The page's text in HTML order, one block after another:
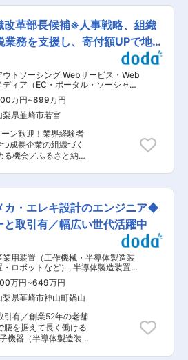
るような、半導体を扱
らではの裁量を活かせ
上司にすぐに相談でき
りの成長が早く、多
ャレンジでき活躍でき
削減、産休・育休、車
進。在宅勤務も週1
った産業用電子機器
としては量産品だけで
た特注品を提供でき
がら自社工場（第一
創業以来、赤字決算に
すべての決算が黒字経
も業績は安定、さらに
製造現場のデジタル
も成長していく分野で
める業務
場インフラ）の管理業
や適性に応じて設備管
いただきます。将来的
ことも可能です。 ＜建
の安定稼働に欠かせな
ます。 ・日常点検
・年間保守計画の策定
場設備・廃水処理設備
建屋、電気設備、空
、純水設備、廃水・
理業務＞ 主にクリー
する設備工事を担当し
工事（保全・改修）
工事 ・業務範囲：仕
画→現場管理→検収・
担当設備は異なりま
おり、ご経験やご希望
ます。専門部会や資格
継続的なスキルアップ
インフラを担う技術
です。 （2）幅広い
理・工事管理のいずれ
や適性に応じて双方の
経験を身につけられ
いただき、その後は
実務を学んでいただき
電気主任技術者、高圧
要な資格の取得も会
改革部長候補※人事戦略、組織
務を支援し、寄付額UPで地
ウトソーシング Webサービス・Web
ディア（EC・ポータル・ソーシャ
）, 人事（採用・教育） 人事（労
・人事制度）
万円~899万円
梨県韮崎市若宮
ン歓迎！業界経験者
成長企業の組織づく
る機会／ふるさと納税
面から具現化する全責
グ、エンジニアなど多
強化。媒体運用に留
ティングの徹底や採
強化により、自ら
仕組みを構築します。
ンナーブランディン
部署間の壁」や「意識
の志を共有し、チー
化を再定義し、現場
成長を最大化する評価
激しい環境変化に柔軟
と成長を正当に評価す
。社員が「挑戦するこ
組みを作ります。 ◇次
カ・エレキ設計のエンジニア◆
取引有／幅広い世代活躍中
業用装置（工作機械・半導体製造装
・ロボットなど） , 半導体製造装置
気設計（工作機械・装置・設備・制
盤など）
万円~649万円
梨県韮崎市神山町鍋山
引有／創業52年の老舗
腰を据えて長く働ける